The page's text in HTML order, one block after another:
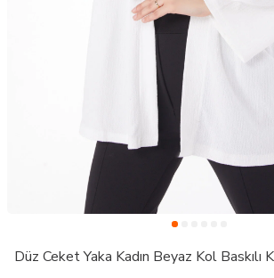
Düz Ceket Yaka Kadın Beyaz Kol